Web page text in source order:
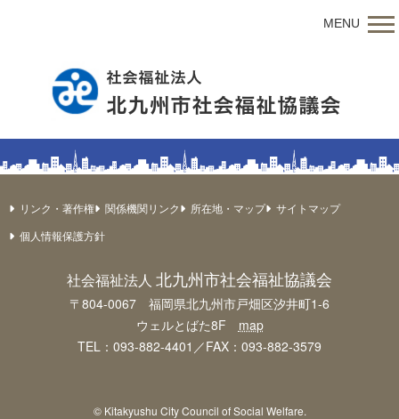
MENU
リンク・著作権 関係機関リンク 所在地・マップ
サイトマップ
個人情報保護方針
社会福祉法人 北九州市社会福祉協議会
〒804-0067 福岡県北九州市戸畑区汐井町1-6
ウェルとばた8F map
TEL：093-882-4401／FAX：093-882-3579
© Kitakyushu City Council of Social Welfare.